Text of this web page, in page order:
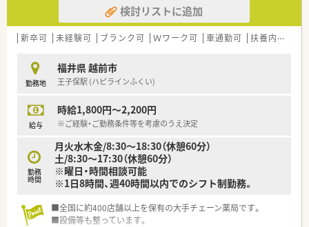
検討リストに追加
新卒可 未経験可 ブランク可 Ｗワーク可 車通勤可 扶養内勤務OK
勤務地
福井県 越前市
王子保駅 (ハピラインふくい)
給与
時給1,800円～2,200円
※ご経験・ご勤務条件等を考慮のうえ決定
勤務
時間
月火水木金/8:30～18:30（休憩60分）
土/8:30～17:30（休憩60分）
※曜日・時間相談可能
※1日8時間、週40時間以内でのシフト制勤務。
■全国に約400店舗以上を保有の大手チェーン薬局です。
■設備等も整っています。